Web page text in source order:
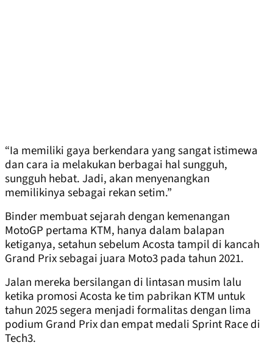
“Ia memiliki gaya berkendara yang sangat istimewa
dan cara ia melakukan berbagai hal sungguh,
sungguh hebat. Jadi, akan menyenangkan
memilikinya sebagai rekan setim.”
Binder membuat sejarah dengan kemenangan
MotoGP pertama KTM, hanya dalam balapan
ketiganya, setahun sebelum Acosta tampil di kancah
Grand Prix sebagai juara Moto3 pada tahun 2021.
Jalan mereka bersilangan di lintasan musim lalu
ketika promosi Acosta ke tim pabrikan KTM untuk
tahun 2025 segera menjadi formalitas dengan lima
podium Grand Prix dan empat medali Sprint Race di
Tech3.